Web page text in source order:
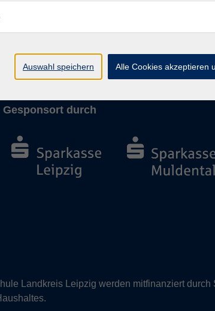
Gesponsort durch
Landkreis Leipzig werden mitfinanziert
Auswahl speichern Alle Cookies akzeptieren